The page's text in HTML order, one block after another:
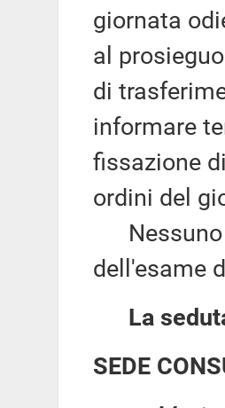
giornata
al
di
informare
fissazione
ordini del
Nessuno
dell'esame
La
SEDE